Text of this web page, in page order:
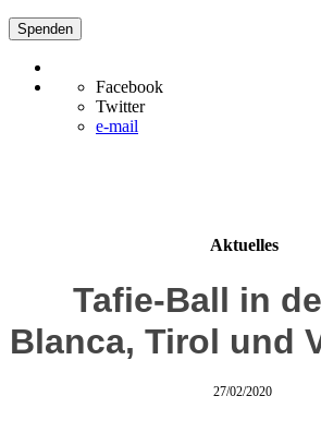
Spenden
Facebook
Twitter
e-mail
Aktuelles
Tafie-Ball in
Blanca, Tirol und
27/02/2020